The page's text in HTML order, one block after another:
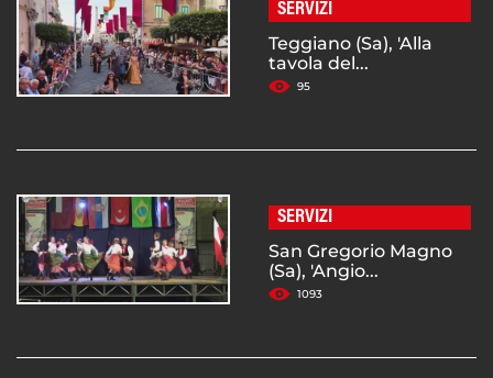
SERVIZI
Teggiano (Sa), 'Alla
tavola del...
95
SERVIZI
San Gregorio Magno
(Sa), 'Angio...
1093